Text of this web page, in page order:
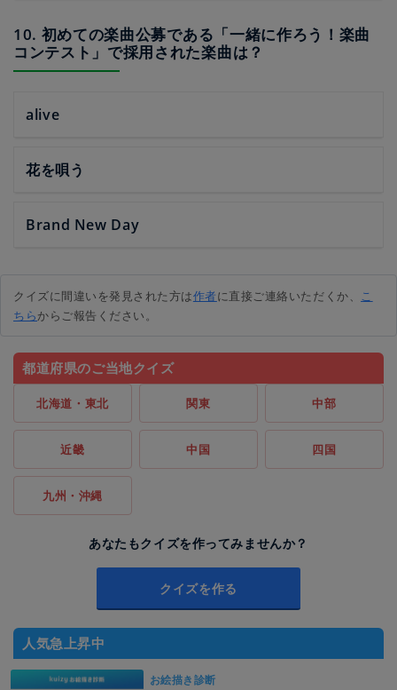
10. 初めての楽曲公募である「一緒に作ろう！楽曲
コンテスト」で採用された楽曲は？
alive
花を唄う
Brand New Day
クイズに間違いを発見された方は作者に直接ご連絡いただくか、 こ
ちらからご報告ください。
都道府県のご当地クイズ
北海道・東北 関東 中部
近畿 中国 四国
九州・沖縄
あなたもクイズを作ってみませんか？
クイズを作る
人気急上昇中
お絵描き診断